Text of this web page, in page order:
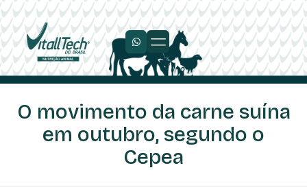
O movimento da carne suína
em outubro, segundo o
Cepea